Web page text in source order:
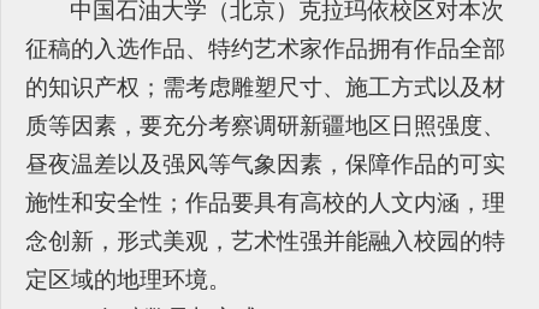
中国石油大学（北京）克拉玛依校区对本次
征稿的入选作品、特约艺术家作品拥有作品全部
的知识产权；需考虑雕塑尺寸、施工方式以及材
质等因素，要充分考察调研新疆地区日照强度、
昼夜温差以及强风等气象因素，保障作品的可实
施性和安全性；作品要具有高校的人文内涵，理
念创新，形式美观，艺术性强并能融入校园的特
定区域的地理环境。